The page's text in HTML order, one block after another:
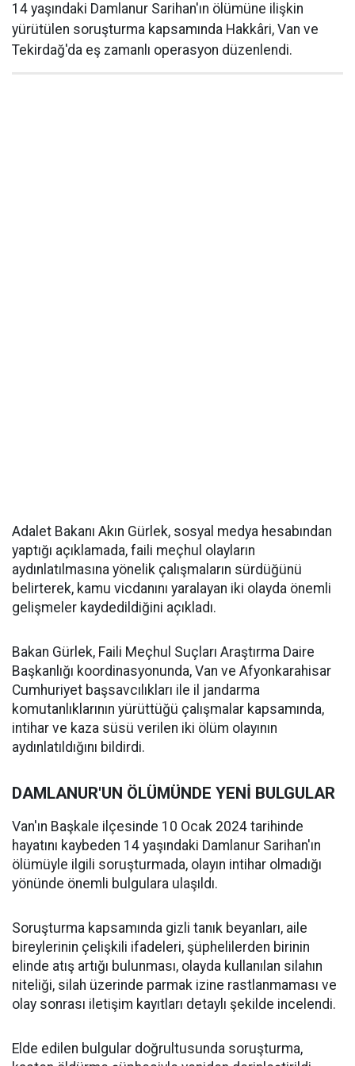
14 yaşındaki Damlanur Sarihan'ın ölümüne ilişkin
yürütülen soruşturma kapsamında Hakkâri, Van ve
Tekirdağ'da eş zamanlı operasyon düzenlendi.
Adalet Bakanı Akın Gürlek, sosyal medya hesabından
yaptığı açıklamada, faili meçhul olayların
aydınlatılmasına yönelik çalışmaların sürdüğünü
belirterek, kamu vicdanını yaralayan iki olayda önemli
gelişmeler kaydedildiğini açıkladı.
Bakan Gürlek, Faili Meçhul Suçları Araştırma Daire
Başkanlığı koordinasyonunda, Van ve Afyonkarahisar
Cumhuriyet başsavcılıkları ile il jandarma
komutanlıklarının yürüttüğü çalışmalar kapsamında,
intihar ve kaza süsü verilen iki ölüm olayının
aydınlatıldığını bildirdi.
DAMLANUR'UN ÖLÜMÜNDE YENİ BULGULAR
Van'ın Başkale ilçesinde 10 Ocak 2024 tarihinde
hayatını kaybeden 14 yaşındaki Damlanur Sarihan'ın
ölümüyle ilgili soruşturmada, olayın intihar olmadığı
yönünde önemli bulgulara ulaşıldı.
Soruşturma kapsamında gizli tanık beyanları, aile
bireylerinin çelişkili ifadeleri, şüphelilerden birinin
elinde atış artığı bulunması, olayda kullanılan silahın
niteliği, silah üzerinde parmak izine rastlanmaması ve
olay sonrası iletişim kayıtları detaylı şekilde incelendi.
Elde edilen bulgular doğrultusunda soruşturma,